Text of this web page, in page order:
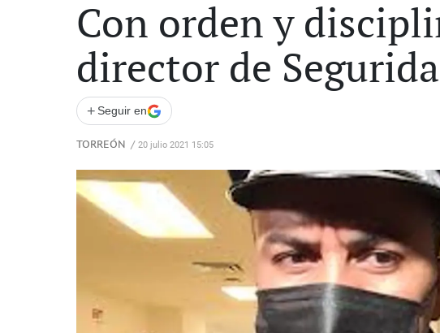
Con orden y
director de
+ Seguir en
TORREÓN / 20 julio 2021 15:05